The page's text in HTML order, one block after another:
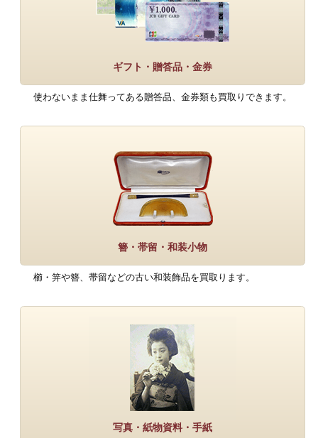
ギフト・贈答品・金券
使わないまま仕舞ってある贈答品、金券類も買取りできます。
簪・帯留・和装小物
櫛・笄や簪、帯留などの古い和装飾品を買取ります。
写真・紙物資料・手紙